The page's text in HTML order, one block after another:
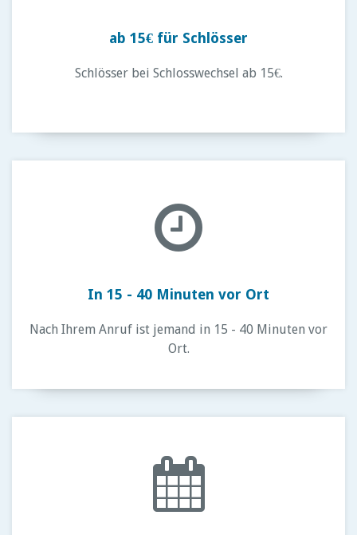
ab 15€ für Schlösser
Schlösser bei Schlosswechsel ab 15€.
In 15 - 40 Minuten vor Ort
Nach Ihrem Anruf ist jemand in 15 - 40 Minuten vor
Ort.